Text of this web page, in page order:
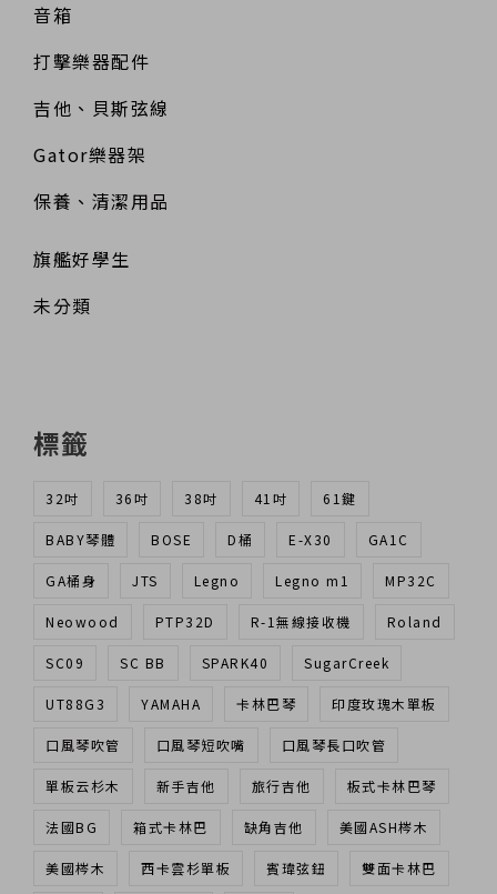
音箱
打擊樂器配件
吉他、貝斯弦線
Gator樂器架
保養、清潔用品
旗艦好學生
未分類
標籤
32吋 36吋 38吋 41吋 61鍵
BABY琴體 BOSE D桶 E-X30 GA1C
GA桶身 JTS Legno Legno m1 MP32C
Neowood PTP32D R-1無線接收機 Roland
SC09 SC BB SPARK40 SugarCreek
UT88G3 YAMAHA 卡林巴琴 印度玫瑰木單板
口風琴吹管 口風琴短吹嘴 口風琴長口吹管
單板云杉木 新手吉他 旅行吉他 板式卡林巴琴
法國BG 箱式卡林巴 缺角吉他 美國ASH梣木
美國梣木 西卡雲杉單板 賓瑋弦鈕 雙面卡林巴